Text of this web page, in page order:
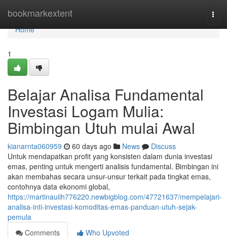
bookmarkextent
Home
Home
1
Belajar Analisa Fundamental
Investasi Logam Mulia:
Bimbingan Utuh mulai Awal
kianarnta060959 60 days ago News
Discuss
Untuk mendapatkan profit yang konsisten dalam dunia investasi
emas, penting untuk mengerti analisis fundamental. Bimbingan ini
akan membahas secara unsur-unsur terkait pada tingkat emas,
contohnya data ekonomi global,
https://martinauiih776220.newbigblog.com/47721637/mempelajari-
analisa-inti-investasi-komoditas-emas-panduan-utuh-sejak-
pemula
Comments
Who Upvoted